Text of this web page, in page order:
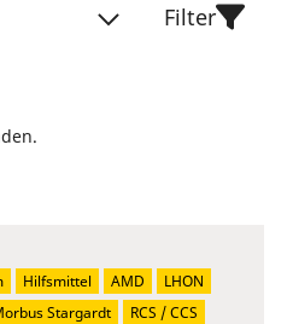
Filter
Hilfsmittel AMD
LHON
Stargardt
RCS / CCS